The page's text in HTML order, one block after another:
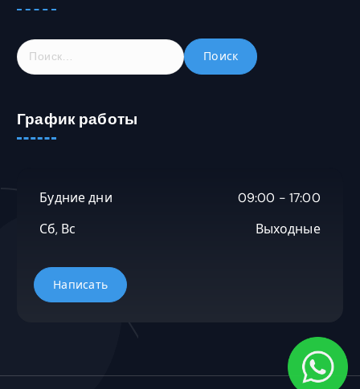
Н
а
и
:
График работы
Будние дни
09:00 - 17:00
Сб, Вс
Выходные